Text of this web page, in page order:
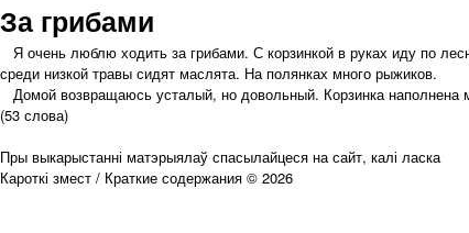
За грибами
Я очень люблю ходить за грибами. С корзинкой в руках иду по
среди низкой травы сидят маслята. На полянках много рыжиков.
Домой возвращаюсь усталый, но довольный. Корзинка наполнена
(53 слова)
Пры выкарыстанні матэрыялаў спасылайцеся на сайт, калі ласка
Кароткі змест / Краткие содержания © 2026